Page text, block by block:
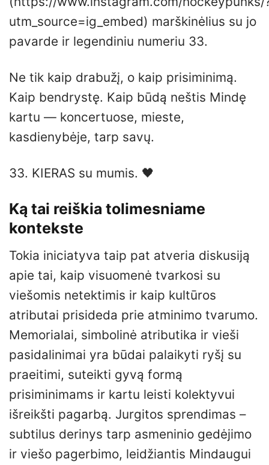
utm_source=ig_embed) marškinėlius su jo
pavarde ir legendiniu numeriu 33.
Ne tik kaip drabužį, o kaip prisiminimą.
Kaip bendrystę. Kaip būdą neštis Mindę
kartu — koncertuose, mieste,
kasdienybėje, tarp savų.
33. KIERAS su mumis. 🖤
Ką tai reiškia tolimesniame
kontekste
Tokia iniciatyva taip pat atveria diskusiją
apie tai, kaip visuomenė tvarkosi su
viešomis netektimis ir kaip kultūros
atributai prisideda prie atminimo tvarumo.
Memorialai, simbolinė atributika ir vieši
pasidalinimai yra būdai palaikyti ryšį su
praeitimi, suteikti gyvą formą
prisiminimams ir kartu leisti kolektyvui
išreikšti pagarbą. Jurgitos sprendimas –
subtilus derinys tarp asmeninio gedėjimo
ir viešo pagerbimo, leidžiantis Mindaugui